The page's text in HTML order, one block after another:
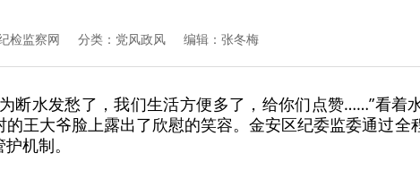
检监察网 分类：党风政风 编辑：张冬梅
断水发愁了，我们生活方便多了，给你们点赞……”看着
王大爷脸上露出了欣慰的笑容。金安区纪委监委通过全
机制。